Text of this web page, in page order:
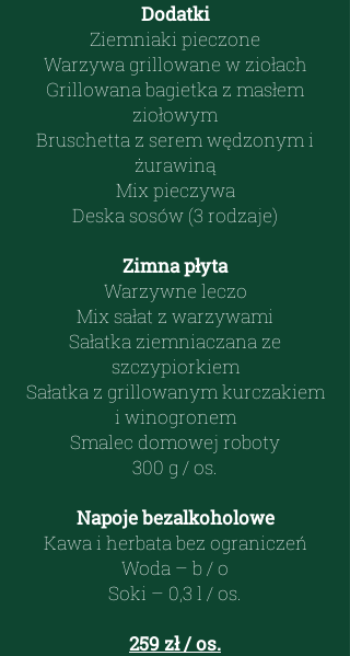
Dodatki
Ziemniaki pieczone
Warzywa grillowane w ziołach
Grillowana bagietka z masłem
ziołowym
Bruschetta z serem wędzonym i
żurawiną
Mix pieczywa
Deska sosów (3 rodzaje)
Zimna płyta
Warzywne leczo
Mix sałat z warzywami
Sałatka ziemniaczana ze
szczypiorkiem
Sałatka z grillowanym kurczakiem
i winogronem
Smalec domowej roboty
300 g / os.
Napoje bezalkoholowe
Kawa i herbata bez ograniczeń
Woda – b / o
Soki – 0,3 l / os.
259 zł / os.